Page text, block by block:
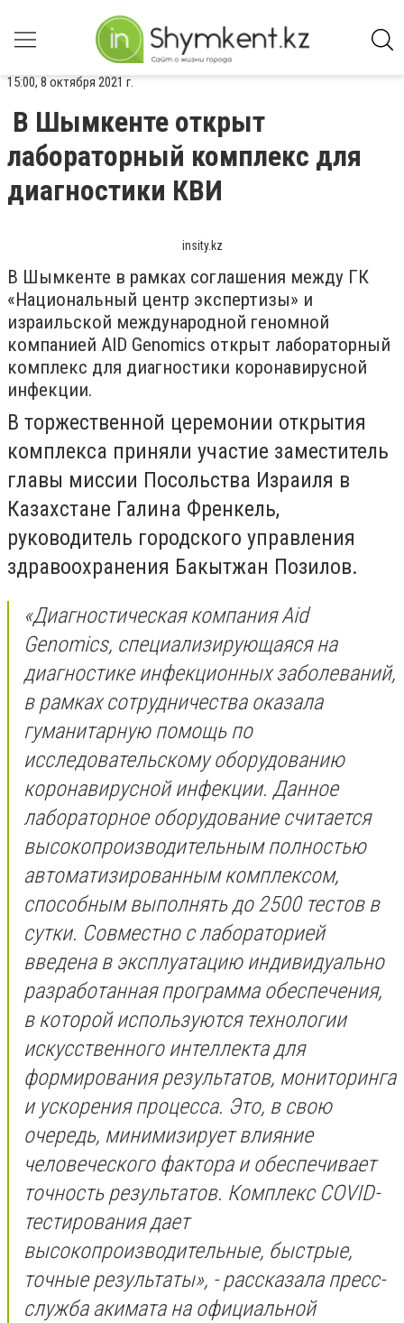
15:00, 8 октября 2021 г.
В Шымкенте открыт
лабораторный комплекс для
диагностики КВИ
insity.kz
В Шымкенте в рамках соглашения между ГК
«Национальный центр экспертизы» и
израильской международной геномной
компанией AID Genomics открыт лабораторный
комплекс для диагностики коронавирусной
инфекции.
В торжественной церемонии открытия
комплекса приняли участие заместитель
главы миссии Посольства Израиля в
Казахстане Галина Френкель,
руководитель городского управления
здравоохранения Бакытжан Позилов.
«Диагностическая компания Aid
Genomics, специализирующаяся на
диагностике инфекционных заболеваний,
в рамках сотрудничества оказала
гуманитарную помощь по
исследовательскому оборудованию
коронавирусной инфекции. Данное
лабораторное оборудование считается
высокопроизводительным полностью
автоматизированным комплексом,
способным выполнять до 2500 тестов в
сутки. Совместно с лабораторией
введена в эксплуатацию индивидуально
разработанная программа обеспечения,
в которой используются технологии
искусственного интеллекта для
формирования результатов, мониторинга
и ускорения процесса. Это, в свою
очередь, минимизирует влияние
человеческого фактора и обеспечивает
точность результатов. Комплекс COVID-
тестирования дает
высокопроизводительные, быстрые,
точные результаты», - рассказала пресс-
служба акимата на официальной